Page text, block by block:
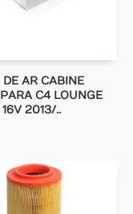
DE AR CABINE
C4 LOUNGE
2013/..